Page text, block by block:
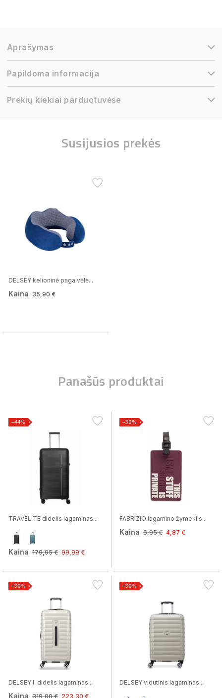
Aprašymas
Papildoma informacija
Prekių kiekiai parduotuvėse
Susijusios prekės
DELSEY kelioninė pagalvėlė...
Kaina 35,90 €
Panašūs produktai
−44%
TRAVELITE didelis lagaminas...
Kaina 179,95 € 99,99 €
−30%
FABRIZIO lagamino žymeklis...
Kaina 6,95 € 4,87 €
−30%
DELSEY l. didelis lagaminas...
Kaina 319,00 € 223,30 €
−30%
DELSEY vidutinis lagaminas...